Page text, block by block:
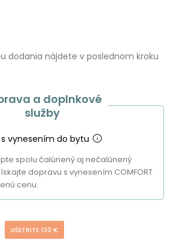
dodania nájdete v poslednom kroku
a doplnkové
služby
vynesením do bytu
spolu čalúnený aj nečalúnený
dopravu s vynesením COMFORT
cenu.
UŠETRITE 130 €